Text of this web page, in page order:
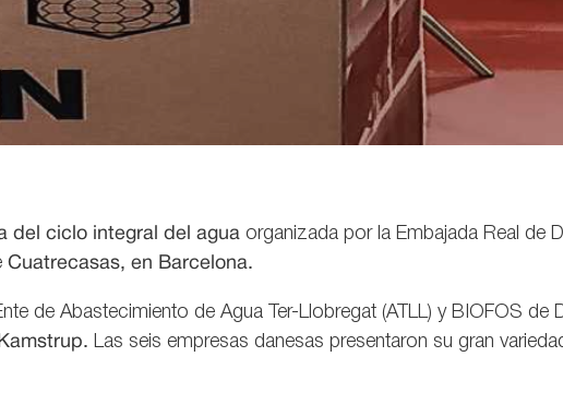
del ciclo integral del agua organizada por la Embajada Real de
Cuatrecasas, en Barcelona.
de Abastecimiento de Agua Ter-Llobregat (ATLL) y BIOFOS de
Kamstrup. Las seis empresas danesas presentaron su gran